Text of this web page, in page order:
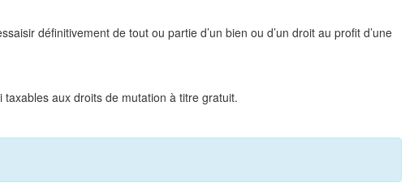
définitivement de tout ou partie d’un bien ou d’un droit au profit d’une
aux droits de mutation à titre gratuit.